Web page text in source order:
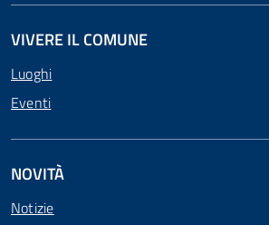
VIVERE IL COMUNE
Luoghi
Eventi
NOVITÀ
Notizie